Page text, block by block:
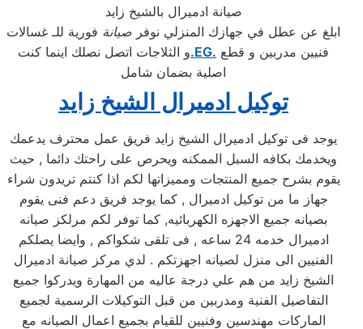
صيانة ادميرال بالشيخ زايد
ابلغ عن عطل في جهازك المنزلي نوفر صيانة فورية للـ غسالات
و الثلاجات اتصل نصلك اينما كنت.EG.
اصلية بضمان شامل
توكيل ادميرال الشيخ زايد
يوجد فى توكيل ادميرال الشيخ زايد فريق عمل محترف يدعمك
ويخدمك بكافه السبل الممكنه ويحرص على راحتك دائما , حيث
يقوم بشرح جميع المنتجات ومميزاتها لكم اذا كنتم تريدون شراء
جهاز ما من توكيل ادميرال , كما يوجد فريق دعم فنى يقوم
بصيانه جميع الاجهزه الكهربائيه, كما توفر لكم مرلكز صيانه
ادميرال خدمه 24 ساعه , فى تلقى شكواكم , وايضا يصلكم
الفنيين الى منزل لصيانه اجهزتكم . لدي مركز صيانة ادميرال
الشيخ زايد من هم علي درجة عاليه من المهارة ويدركوا جميع
التفاصيل الفنية ومدربين من قبل التوكيلات الرسمية لجميع
الماركات مهندسين وفنيين للقيام بجميع اعمال الصيانه مع